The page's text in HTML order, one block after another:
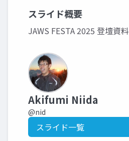
スライド概要
JAWS FESTA 2025 登壇資料
Akifumi Niida
@nid
スライド一覧